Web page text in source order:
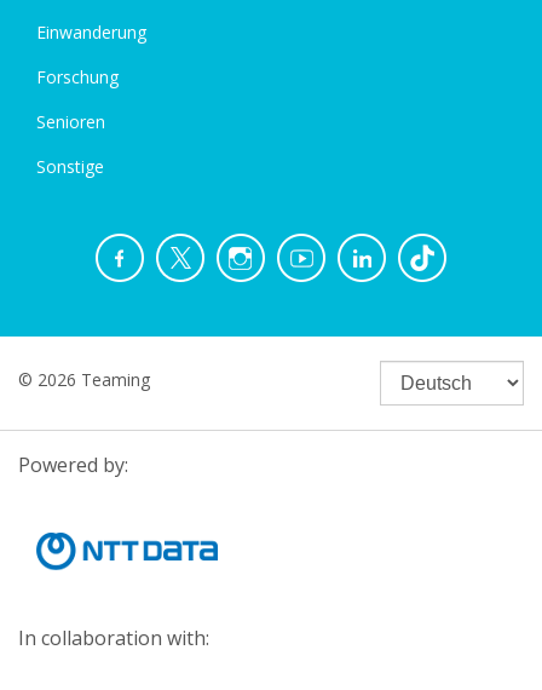
Einwanderung
Forschung
Senioren
Sonstige
© 2026 Teaming
Powered by:
In collaboration with: